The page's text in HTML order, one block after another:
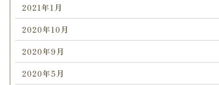
2021年1月
2020年10月
2020年9月
2020年5月